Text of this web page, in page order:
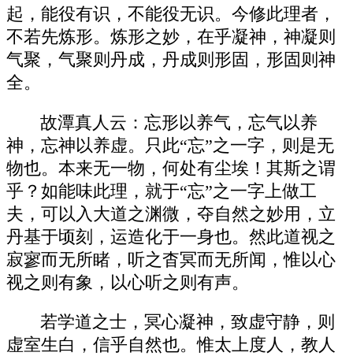
起，能役有识，不能役无识。今修此理者，
不若先炼形。炼形之妙，在乎凝神，神凝则
气聚，气聚则丹成，丹成则形固，形固则神
全。
故潭真人云：忘形以养气，忘气以养
神，忘神以养虚。只此“忘”之一字，则是无
物也。本来无一物，何处有尘埃！其斯之谓
乎？如能味此理，就于“忘”之一字上做工
夫，可以入大道之渊微，夺自然之妙用，立
丹基于顷刻，运造化于一身也。然此道视之
寂寥而无所睹，听之杳冥而无所闻，惟以心
视之则有象，以心听之则有声。
若学道之士，冥心凝神，致虚守静，则
虚室生白，信乎自然也。惟太上度人，教人